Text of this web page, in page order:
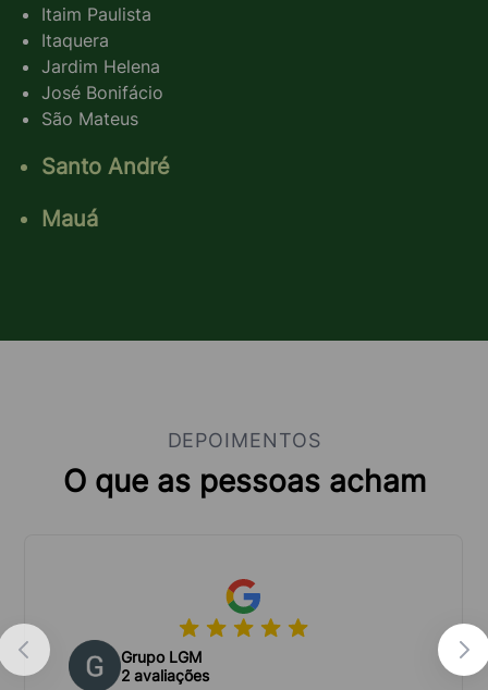
Itaim Paulista
Itaquera
Jardim Helena
José Bonifácio
São Mateus
Santo André
Mauá
DEPOIMENTOS
O que as pessoas acham
Grupo LGM
2 avaliações